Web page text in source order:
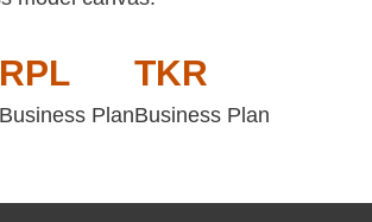
RPL
Business Plan
TKR
Business Plan